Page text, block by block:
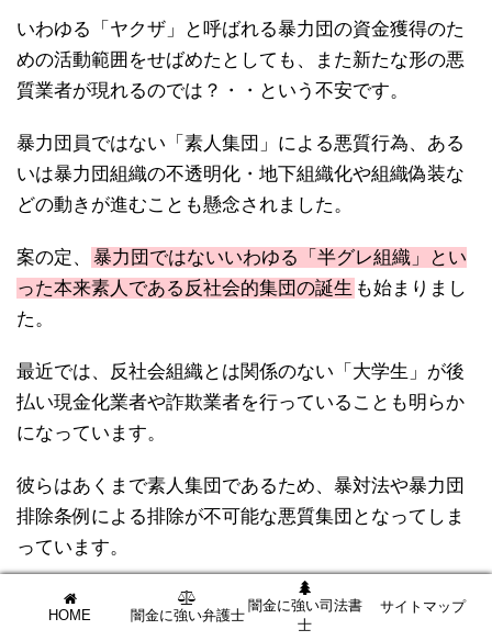
いわゆる「ヤクザ」と呼ばれる暴力団の資金獲得のた
めの活動範囲をせばめたとしても、また新たな形の悪
質業者が現れるのでは？・・という不安です。
暴力団員ではない「素人集団」による悪質行為、ある
いは暴力団組織の不透明化・地下組織化や組織偽装な
どの動きが進むことも懸念されました。
案の定、
暴力団ではないいわゆる「半グレ組織」とい
った本来素人である反社会的集団の誕生 も始まりまし
た。
最近では、反社会組織とは関係のない「大学生」が後
払い現金化業者や詐欺業者を行っていることも明らか
になっています。
彼らはあくまで素人集団であるため、暴対法や暴力団
排除条例による排除が不可能な悪質集団となってしま
っています。
HOME 闇金に強い弁護士
闇金に強い司法書
士
サイトマップ